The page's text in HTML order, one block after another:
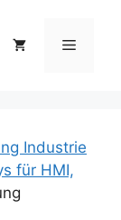
Menü
Industrie
für HMI,